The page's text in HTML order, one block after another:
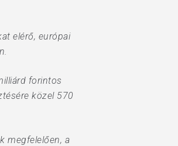
elérő, európai
forintos
közel 570
megfelelően, a